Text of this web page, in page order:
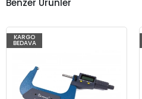
Benzer Ürünler
KARGO
BEDAVA